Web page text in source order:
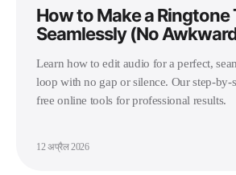
How to Make a Ringtone
Seamlessly (No
Learn how to edit audio for a perfect,
loop with no gap or silence. Our step-by-
free online tools for professional results.
12 अप्रैल 2026